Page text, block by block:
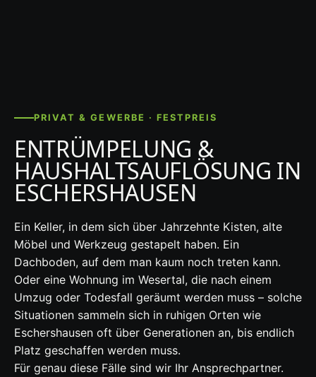
PRIVAT & GEWERBE · FESTPREIS
ENTRÜMPELUNG &
HAUSHALTSAUFLÖSUNG IN
ESCHERSHAUSEN
Ein Keller, in dem sich über Jahrzehnte Kisten, alte
Möbel und Werkzeug gestapelt haben. Ein
Dachboden, auf dem man kaum noch treten kann.
Oder eine Wohnung im Wesertal, die nach einem
Umzug oder Todesfall geräumt werden muss – solche
Situationen sammeln sich in ruhigen Orten wie
Eschershausen oft über Generationen an, bis endlich
Platz geschaffen werden muss.
Für genau diese Fälle sind wir Ihr Ansprechpartner.